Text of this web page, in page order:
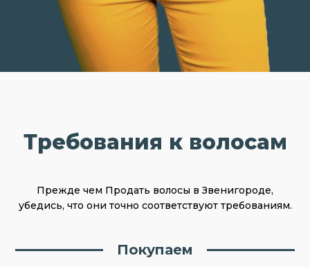
Требования к волосам
Прежде чем Продать волосы в Звенигороде,
убедись, что они точно соответствуют требованиям.
Покупаем